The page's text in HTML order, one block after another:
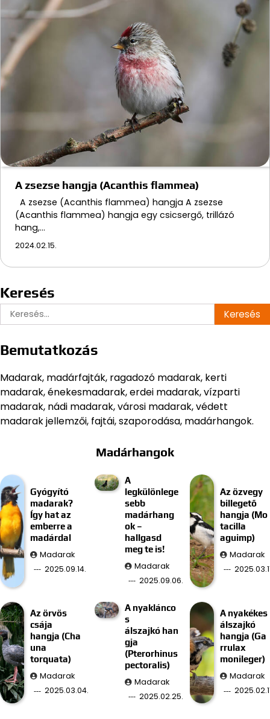
A zsezse hangja (Acanthis flammea)
A zsezse (Acanthis flammea) hangja A zsezse
(Acanthis flammea) hangja egy csicsergő, trillázó
hang,…
2024.02.15.
Keresés
Keresés:
Bemutatkozás
Madarak, madárfajták, ragadozó madarak, kerti
madarak, énekesmadarak, erdei madarak, vízparti
madarak, nádi madarak, városi madarak, védett
madarak jellemzői, fajtái, szaporodása, madárhangok.
Madárhangok
Gyógyító
madarak?
Így hat az
emberre a
madárdal
Madarak
2025.09.14.
A
legkülönlege
sebb
madárhang
ok –
hallgasd
meg te is!
Madarak
2025.09.06.
Az özvegy
billegető
hangja (Mo
tacilla
aguimp)
Madarak
Az örvös
csája
hangja (Cha
una
torquata)
Madarak
2025.03.04.
A nyaklánco
s
álszajkó han
gja
(Pterorhinus
pectoralis)
Madarak
2025.02.25.
A nyakékes
álszajkó
hangja (Ga
rrulax
monileger)
Madarak